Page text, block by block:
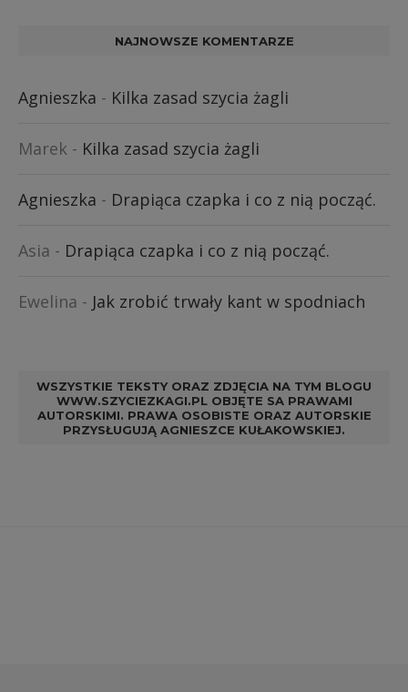
NAJNOWSZE KOMENTARZE
Agnieszka - Kilka zasad szycia żagli
Marek - Kilka zasad szycia żagli
Agnieszka - Drapiąca czapka i co z nią począć.
Asia - Drapiąca czapka i co z nią począć.
Ewelina - Jak zrobić trwały kant w spodniach
WSZYSTKIE TEKSTY ORAZ ZDJĘCIA NA TYM BLOGU
WWW.SZYCIEZKAGI.PL OBJĘTE SA PRAWAMI
AUTORSKIMI. PRAWA OSOBISTE ORAZ AUTORSKIE
PRZYSŁUGUJĄ AGNIESZCE KUŁAKOWSKIEJ.